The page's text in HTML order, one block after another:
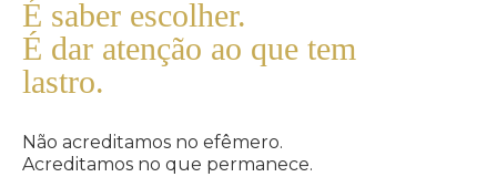
É saber escolher.
É dar atenção ao que tem
lastro.
Não acreditamos no efêmero.
Acreditamos no que permanece.